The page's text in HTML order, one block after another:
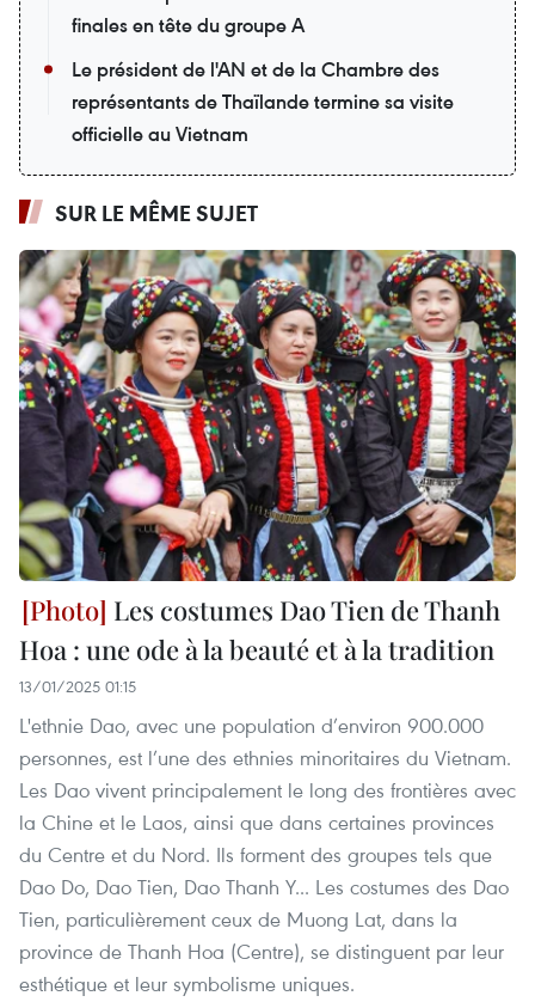
finales en tête du groupe A
Le président de l'AN et de la Chambre des
représentants de Thaïlande termine sa visite
officielle au Vietnam
SUR LE MÊME SUJET
Les costumes Dao Tien de Thanh
Hoa : une ode à la beauté et à la tradition
13/01/2025 01:15
L'ethnie Dao, avec une population d’environ 900.000
personnes, est l’une des ethnies minoritaires du Vietnam.
Les Dao vivent principalement le long des frontières avec
la Chine et le Laos, ainsi que dans certaines provinces
du Centre et du Nord. Ils forment des groupes tels que
Dao Do, Dao Tien, Dao Thanh Y... Les costumes des Dao
Tien, particulièrement ceux de Muong Lat, dans la
province de Thanh Hoa (Centre), se distinguent par leur
esthétique et leur symbolisme uniques.